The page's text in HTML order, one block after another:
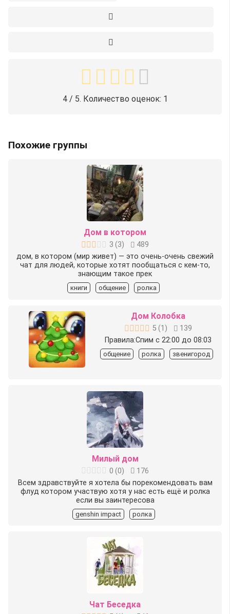
4/ 5. Количество оценок: 1
Похожие группы
Дом в котором
3 (3)
489
дом, в котором (мир живет) — это очень-очень свежий
чат для людей, которые хотят пообщаться с кем-то,
знающим такое прек
книги общение ролка
Дом Колобка
5 (1 )
139
Правила:Спим с 22:00 до 08:03
общение ролка звенигород
Милый дом
0 (0)
176
Всем здравствуйте я хотела бы порекомендовать вам
флуд котором участвую хотя у нас есть ещё и ролка
если вы заинтересова
genshin impact ролка
Чат Беседка